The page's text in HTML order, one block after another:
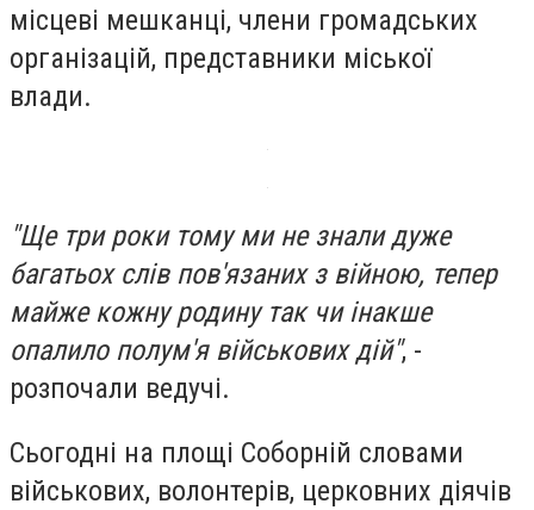
місцеві мешканці, члени громадських
організацій, представники міської
влади.
"Ще три роки тому ми не знали дуже
багатьох слів пов'язаних з війною, тепер
майже кожну родину так чи інакше
опалило полум'я військових дій", -
розпочали ведучі.
Сьогодні на площі Соборній словами
військових, волонтерів, церковних діячів